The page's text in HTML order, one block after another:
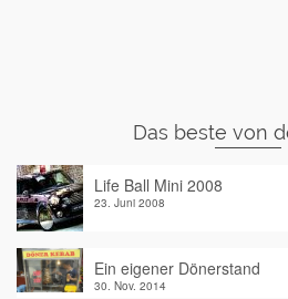
Das beste von
Life Ball Mini 2008
23. Juni 2008
Ein eigener Dönerstand
30. Nov. 2014